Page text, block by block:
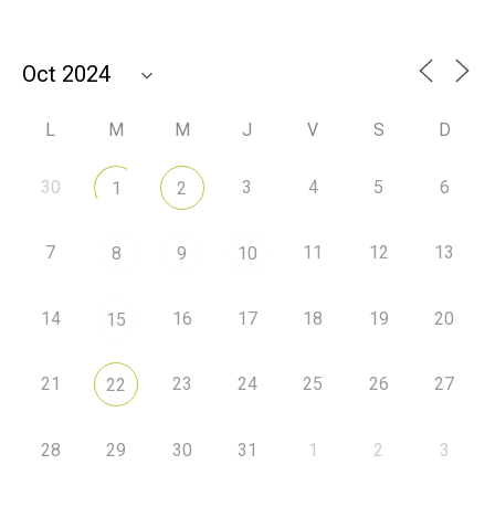
L M M J V S D
30 1 2 3 4 5 6
7 8 9 10 11 12 13
14 15 16 17 18 19 20
21 22 23 24 25 26 27
28 29 30 31 1 2 3